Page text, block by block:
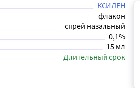
КСИЛЕН
флакон
спрей назальный
0,1%
15 мл
Длительный срок